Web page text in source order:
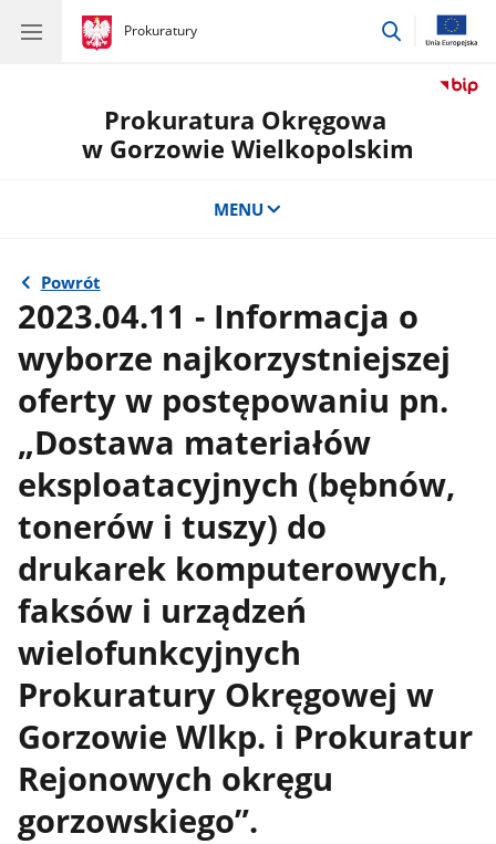
gov.pl
Prokuratury
gov.pl
Prokuratury
przejdź
Prokuratura Okręgowa
w Gorzowie Wielkopolskim
MENU
Powrót
2023.04.11 - Informacja o
wyborze najkorzystniejszej
oferty w postępowaniu pn.
„Dostawa materiałów
eksploatacyjnych (bębnów,
tonerów i tuszy) do
drukarek komputerowych,
faksów i urządzeń
wielofunkcyjnych
Prokuratury Okręgowej w
Gorzowie Wlkp. i Prokuratur
Rejonowych okręgu
gorzowskiego”.